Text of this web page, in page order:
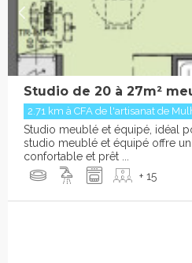
Studio de 20 à 27m²
2.71 km à CFA de l'artisanat de
Studio meublé et équipé, idéal
studio meublé et équipé offre
confortable et prêt ...
+ 15